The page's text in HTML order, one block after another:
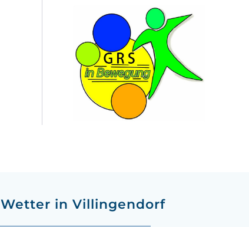
Wetter in Villingendorf